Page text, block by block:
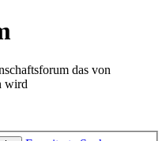
das von
wird